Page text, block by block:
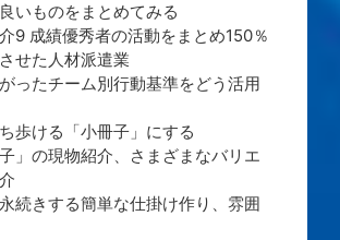
いものをまとめてみる
9 成績優秀者の活動をまとめ150％
せた人材派遣業
ったチーム別行動基準をどう活用
歩ける「小冊子」にする
」の現物紹介、さまざまなバリエ
続きする簡単な仕掛け作り、雰囲